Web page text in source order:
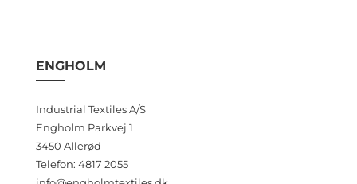
ENGHOLM
Industrial Textiles A/S
Engholm Parkvej 1
3450 Allerød
Telefon: 4817 2055